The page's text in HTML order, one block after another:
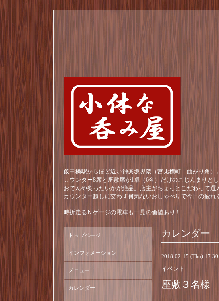
飯田橋駅からほど近い神楽坂界隈（宮比横町 曲がり角）
カウンター8席と座敷席が1卓（6名）だけのこじんまりと
おでんや炙ったいかが絶品。店主がちょっとこだわって
カウンター越しに交わす何気ないおしゃべりで今日の疲れ
時折走るＮゲージの電車も一見の価値あり！
カレンダー
2018-02-15 (Thu) 17:30
イベント
座敷３名様
トップページ
インフォメーション
メニュー
カレンダー